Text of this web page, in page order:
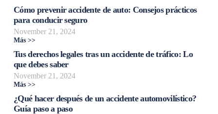
Cómo prevenir accidente de auto: Consejos prácticos
para conducir seguro
November 21, 2024
Más >>
Tus derechos legales tras un accidente de tráfico: Lo
que debes saber
November 21, 2024
Más >>
¿Qué hacer después de un accidente automovilístico?
Guía paso a paso